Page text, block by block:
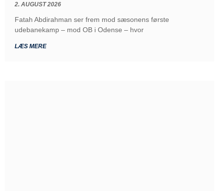
2. AUGUST 2026
Fatah Abdirahman ser frem mod sæsonens første
udebanekamp – mod OB i Odense – hvor
LÆS MERE